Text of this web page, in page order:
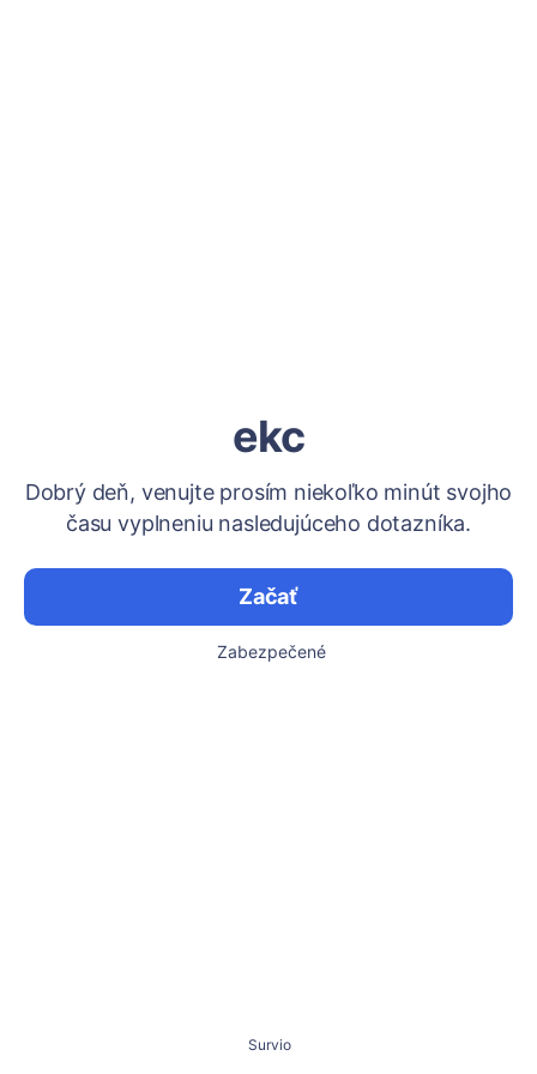
ekc
Dobrý deň, venujte prosím niekoľko minút svojho
času vyplneniu nasledujúceho dotazníka.
Začať
Zabezpečené
Survio